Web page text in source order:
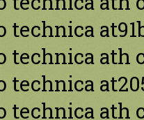
technica
technica ath
technica
technica ath